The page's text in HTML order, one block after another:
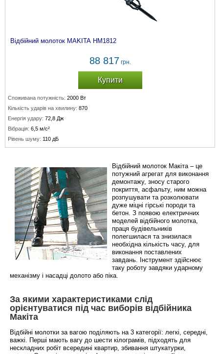
Відбійний молоток MAKITA HM1812
88 817 грн.
Купити
Споживана потужність: 2000 Вт
Кількість ударів на хвилину: 870
Енергія удару: 72,8 Дж
Вібрація: 6,5 м/с²
Рівень шуму: 110 дБ
Відбійний молоток Макіта – це
потужний агрегат для виконання
демонтажу, зносу старого
покриття, асфальту, ним можна
розпушувати та розколювати
дуже міцні гірські породи та
бетон. З появою електричних
моделей відбійного молотка,
праця будівельників
полегшилася та знизилася
необхідна кількість часу, для
виконання поставлених
завдань. Інструмент здійснює
таку роботу завдяки ударному
механізму і насадці долото або піка.
За якими характеристиками слід
орієнтуватися під час виборів відбійника
Макіта
Відбійні молотки за вагою поділяють на 3 категорії: легкі, середні,
важкі. Перші мають вагу до шести кілограмів, підходять для
нескладних робіт всередині квартир, збивання штукатурки,